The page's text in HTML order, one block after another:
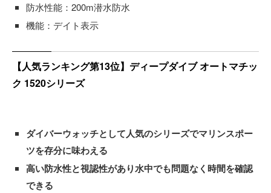
防水性能：200m潜水防水
機能：デイト表示
【人気ランキング第13位】ディープダイブ オートマチッ
ク 1520シリーズ
ダイバーウォッチとして人気のシリーズでマリンスポー
ツを存分に味わえる
高い防水性と視認性があり水中でも問題なく時間を確認
できる